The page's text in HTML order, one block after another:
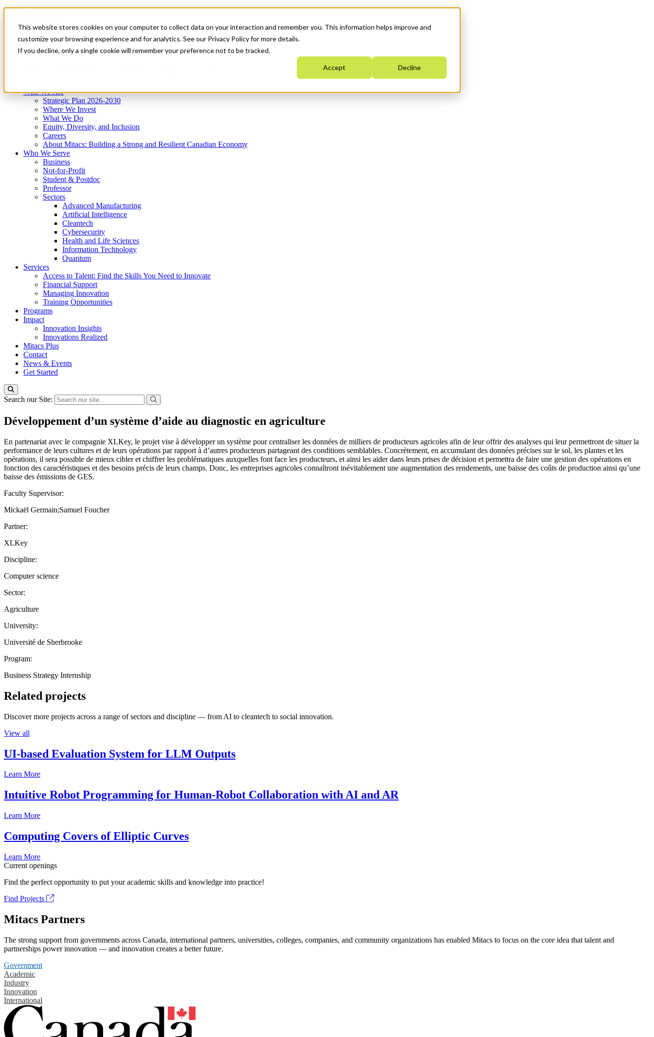
This website stores cookies on your computer to collect data on your interaction and remember you. This information helps improve and
customize your browsing experience and for analytics. See our Privacy Policy for more details.
If you decline, only a single cookie will remember your preference not to be tracked.
Accept Decline
News & Events
Get Started
Menu
Who We Are
Strategic Plan 2026-2030
Where We Invest
What We Do
Equity, Diversity, and Inclusion
Careers
About Mitacs: Building a Strong and Resilient Canadian Economy
Who We Serve
Business
Not-for-Profit
Student & Postdoc
Professor
Sectors
Advanced Manufacturing
Artificial Intelligence
Cleantech
Cybersecurity
Health and Life Sciences
Information Technology
Quantum
Services
Access to Talent: Find the Skills You Need to Innovate
Financial Support
Managing Innovation
Training Opportunities
Programs
Impact
Innovation Insights
Innovations Realized
Mitacs Plus
Contact
News & Events
Get Started
Search our Site:
Développement d’un système d’aide au diagnostic en agriculture
En partenariat avec le compagnie XLKey, le projet vise à développer un système pour centraliser les données de milliers de producteurs agricoles afin de leur offrir des analyses qui leur permettront de situer la
performance de leurs cultures et de leurs opérations par rapport à d’autres producteurs partageant des conditions semblables. Concrètement, en accumulant des données précises sur le sol, les plantes et les
opérations, il sera possible de mieux cibler et chiffrer les problématiques auxquelles font face les producteurs, et ainsi les aider dans leurs prises de décision et permettra de faire une gestion des opérations en
fonction des caractéristiques et des besoins précis de leurs champs. Donc, les entreprises agricoles connaîtront inévitablement une augmentation des rendements, une baisse des coûts de production ainsi qu’une
baisse des émissions de GES.
Faculty Supervisor:
Mickaël Germain;Samuel Foucher
Partner:
XLKey
Discipline:
Computer science
Sector:
Agriculture
University:
Université de Sherbrooke
Program:
Business Strategy Internship
Related projects
Discover more projects across a range of sectors and discipline — from AI to cleantech to social innovation.
View all
UI-based Evaluation System for LLM Outputs
Learn More
Intuitive Robot Programming for Human-Robot Collaboration with AI and AR
Learn More
Computing Covers of Elliptic Curves
Learn More
Current openings
Find the perfect opportunity to put your academic skills and knowledge into practice!
Find Projects
Mitacs Partners
The strong support from governments across Canada, international partners, universities, colleges, companies, and community organizations has enabled Mitacs to focus on the core idea that talent and
partnerships power innovation — and innovation creates a better future.
Government
Academic
Industry
Innovation
International